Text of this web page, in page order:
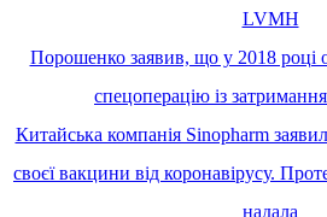
LVMH
Порошенко заявив, що у 2018 році
спецоперацію із
Китайська компанія Sinopharm
своєї вакцини від коронавірусу.
надала